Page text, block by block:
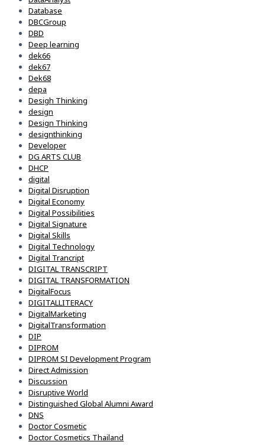
Database
DBCGroup
DBD
Deep learning
dek66
dek67
Dek68
depa
Desigh Thinking
design
Design Thinking
designthinking
Developer
DG ARTS CLUB
DHCP
digital
Digital Disruption
Digital Economy
Digital Possibilities
Digital Signature
Digital Skills
Digital Technology
Digital Trancript
DIGITAL TRANSCRIPT
DIGITAL TRANSFORMATION
DigitalFocus
DIGITALLITERACY
DigitalMarketing
DigitalTransformation
DIP
DIPROM
DIPROM SI Development Program
Direct Admission
Discussion
Disruptive World
Distinguished Global Alumni Award
DNS
Doctor Cosmetic
Doctor Cosmetics Thailand